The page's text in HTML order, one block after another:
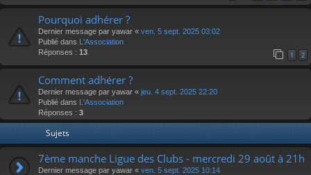
Pourquoi adhérer ?
Dernier message par yawar « ven. 5 sept. 2025 03:02
Publié dans L'Association
Réponses : 13 1 2
Comment adhérer ?
Dernier message par yawar « jeu. 4 sept. 2025 22:20
Publié dans L'Association
Réponses : 3
Sujets
7ème manche Ligue des Clubs - mercredi 29 août à 21h
Dernier message par yawar « ven. 5 sept. 2025 10:14